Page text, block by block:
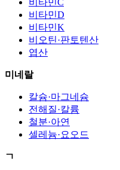
비타민D
비타민K
비오틴·판토텐산
엽산
미네랄
칼슘·마그네슘
전해질·칼륨
철분·아연
셀레늄·요오드
ㄱ